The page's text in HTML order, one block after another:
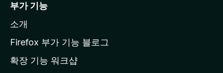
l
a
페
부가 기능
소개
Firefox 부가 기능 블로그
확장 기능 워크샵